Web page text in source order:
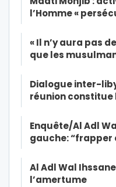
l’Homme «
« Il n’y aura pas
que les
Dialogue inter-
réunion
Enquête/Al Adl
gauche: “frapper
Al Adl Wal
l’amertume